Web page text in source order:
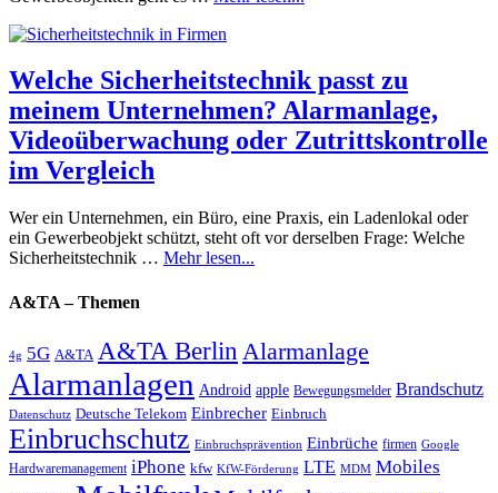
Welche Sicherheitstechnik passt zu
meinem Unternehmen? Alarmanlage,
Videoüberwachung oder Zutrittskontrolle
im Vergleich
Wer ein Unternehmen, ein Büro, eine Praxis, ein Ladenlokal oder
ein Gewerbeobjekt schützt, steht oft vor derselben Frage: Welche
Sicherheitstechnik … Mehr lesen...
A&TA – Themen
4g 5G A&TA A&TA Berlin Alarmanlage
Alarmanlagen Android apple Bewegungsmelder Brandschutz
Datenschutz Deutsche Telekom Einbrecher Einbruch
Einbruchschutz Einbruchsprävention Einbrüche firmen Google
Hardwaremanagement iPhone kfw KfW-Förderung LTE MDM Mobiles